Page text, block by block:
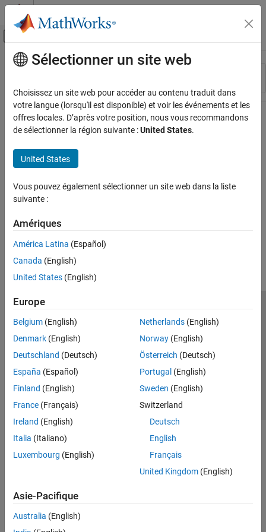
Passer au contenu
Activer/désactiver l'affichage du menu
Ressource
Contenu principal
Sélectionner un site web
Choisissez un site web pour accéder au contenu traduit dans
votre langue (lorsqu'il est disponible) et voir les événements et les
offres locales. D’après votre position, nous vous recommandons
de sélectionner la région suivante :United States.
United States
Vous pouvez également sélectionner un site web dans la liste
suivante :
Amériques
América Latina (Español)
Canada (English)
United States (English)
Europe
Belgium (English)
Denmark (English)
Deutschland (Deutsch)
España (Español)
Finland (English)
France (Français)
Ireland (English)
Italia (Italiano)
Luxembourg (English)
Netherlands(English)
Norway(English)
Österreich (Deutsch)
Portugal (English)
Sweden (English)
Switzerland
Deutsch
English
Français
United Kingdom(English)
Asie-Pacifique
Australia (English)
Lutte anti-piratage
Contacts locaux
© 1994-2026 The MathWorks, Inc.